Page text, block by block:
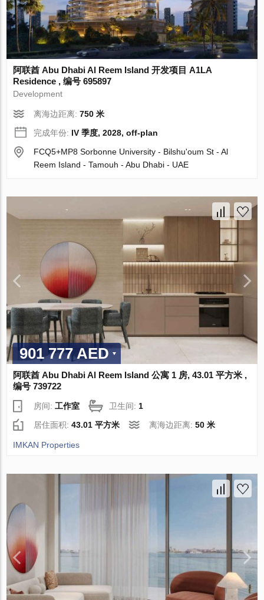
阿联酋 Abu Dhabi Al Reem Island 开发项目 A1LA
Residence , 编号 695897
Development
离海边距离:750 米
完成年份: IV 季度, 2028, off-plan
FCQ5+MP8 Sorbonne University - Bilshuʹoum St - Al
Reem Island - Tamouh - Abu Dhabi - UAE
901 777 AED
阿联酋 Abu Dhabi Al Reem Island 公寓 1 房, 43.01 平方米 ,
编号 739722
房间:工作室 卫生间: 1
居住面积:43.01 平方米 离海边距离:50 米
IMKAN Properties